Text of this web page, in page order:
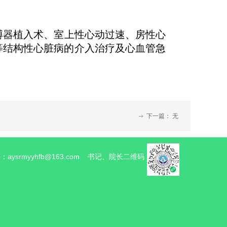
植入术、室上性心动过速、房性心
构性心脏病的介入治疗及心血管急
ꁹ 下一篇： 无
aysrmyyhfb@163.com 书记、院长二维码：